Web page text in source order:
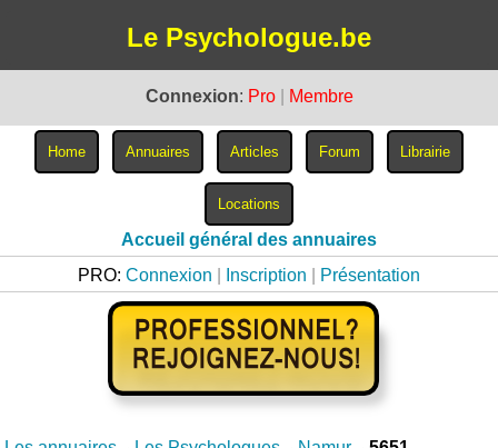
Le Psychologue.be
Connexion: Pro Membre
Accueil général des annuaires
PRO: Connexion Inscription Présentation